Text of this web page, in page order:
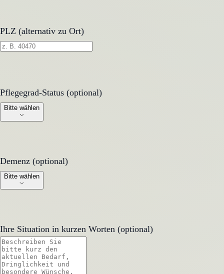
PLZ (alternativ zu Ort)
Pflegegrad-Status (optional)
Pflegegrad-Status (optional)
Bitte wählen
Demenz (optional)
Demenz (optional)
Bitte wählen
Ihre Situation in kurzen Worten (optional)